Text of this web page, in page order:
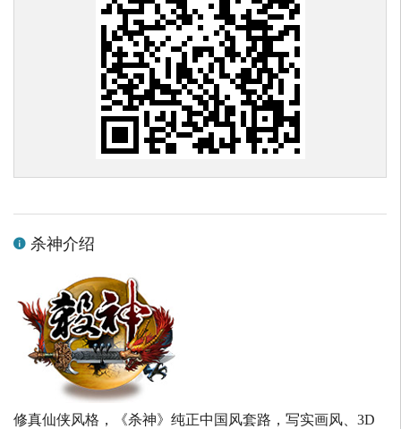
杀神介绍
修真仙侠风格，《杀神》纯正中国风套路，写实画风、3D